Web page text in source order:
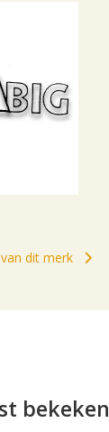
dit merk
bekeken